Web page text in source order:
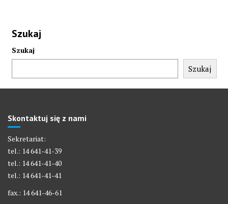
Szukaj
Szukaj
Szukaj
Skontaktuj się z nami
Sekretariat:
tel.: 14 641-41-39
tel.: 14 641-41-40
tel.: 14 641-41-41
fax.: 14 641-46-61